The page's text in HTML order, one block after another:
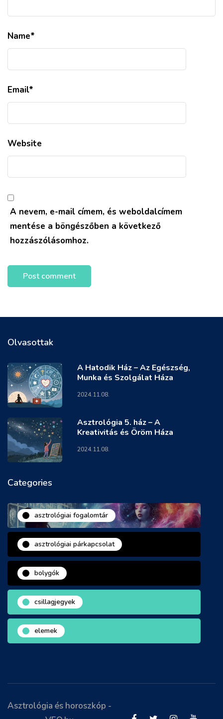
Name*
Email*
Website
A nevem, e-mail címem, és weboldalcímem
mentése a böngészőben a következő
hozzászólásomhoz.
Olvasottak
A Hatodik Ház – Az Egészség,
Munka és Szolgálat Háza
2024.11.08.
Asztrológia 5. ház – A
Kreativitás és Öröm Háza
2024.11.08.
Categories
asztrológiai fogalomtár
asztrológiai párkapcsolat
bolygók
csillagjegyek
elemek
Asztrológia és horoszkóp -